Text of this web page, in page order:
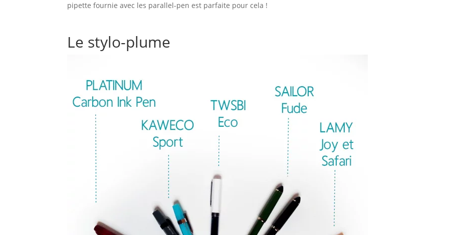
pipette fournie avec les parallel-pen est parfaite pour cela !
Le stylo-plume